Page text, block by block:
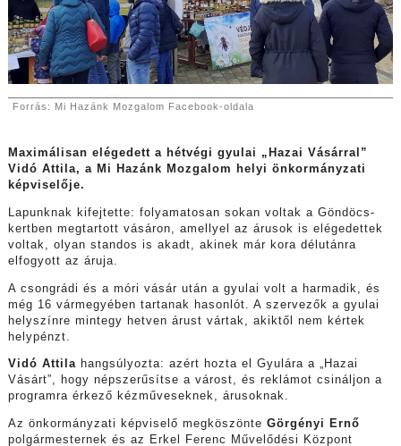
Forrás: Mi Hazánk Mozgalom Facebook-oldala
Maximálisan elégedett a hétvégi gyulai „Hazai Vásárral”
Vidó Attila, a Mi Hazánk Mozgalom helyi önkormányzati
képviselője.
Lapunknak kifejtette: folyamatosan sokan voltak a Göndöcs-
kertben megtartott vásáron, amellyel az árusok is elégedettek
voltak, olyan standos is akadt, akinek már kora délutánra
elfogyott az áruja.
A csongrádi és a móri vásár után a gyulai volt a harmadik, és
még 16 vármegyében tartanak hasonlót. A szervezők a gyulai
helyszínre mintegy hetven árust vártak, akiktől nem kértek
helypénzt.
Vidó Attilahangsúlyozta: azért hozta el Gyulára a „Hazai
Vásárt”, hogy népszerűsítse a várost, és reklámot csináljon a
programra érkező kézműveseknek, árusoknak.
Az önkormányzati képviselő megköszönte Görgényi Ernő
polgármesternek és az Erkel Ferenc Művelődési Központ